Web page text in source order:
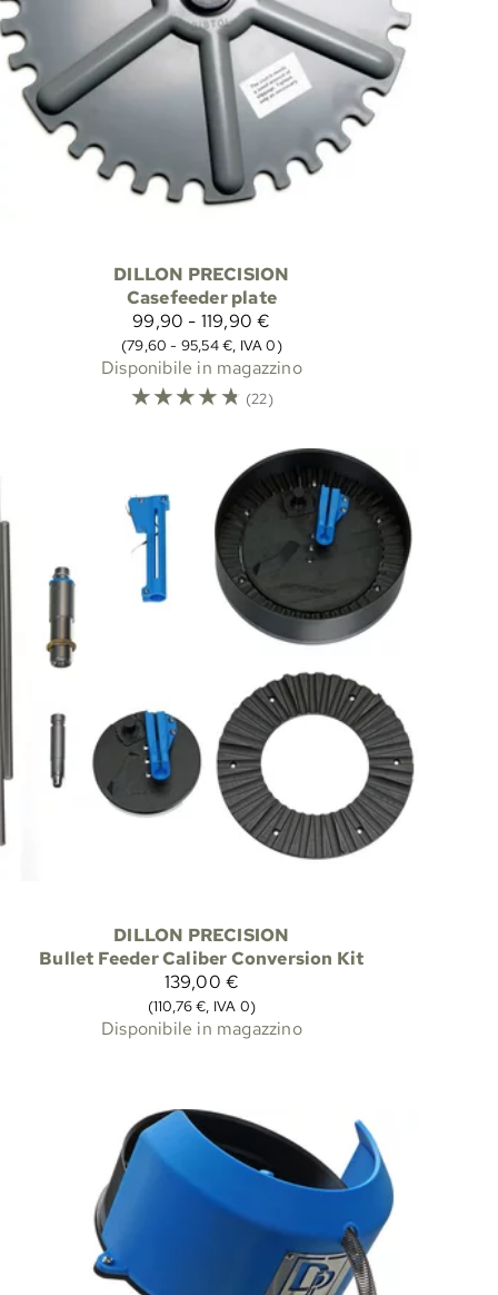
DILLON PRECISION
Casefeeder plate
99,90 - 119,90 €
(79,60 - 95,54 €, IVA 0)
Disponibile in magazzino
☆☆☆☆☆ (22)
DILLON PRECISION
Bullet Feeder Caliber Conversion Kit
139,00 €
(110,76 €, IVA 0)
Disponibile in magazzino